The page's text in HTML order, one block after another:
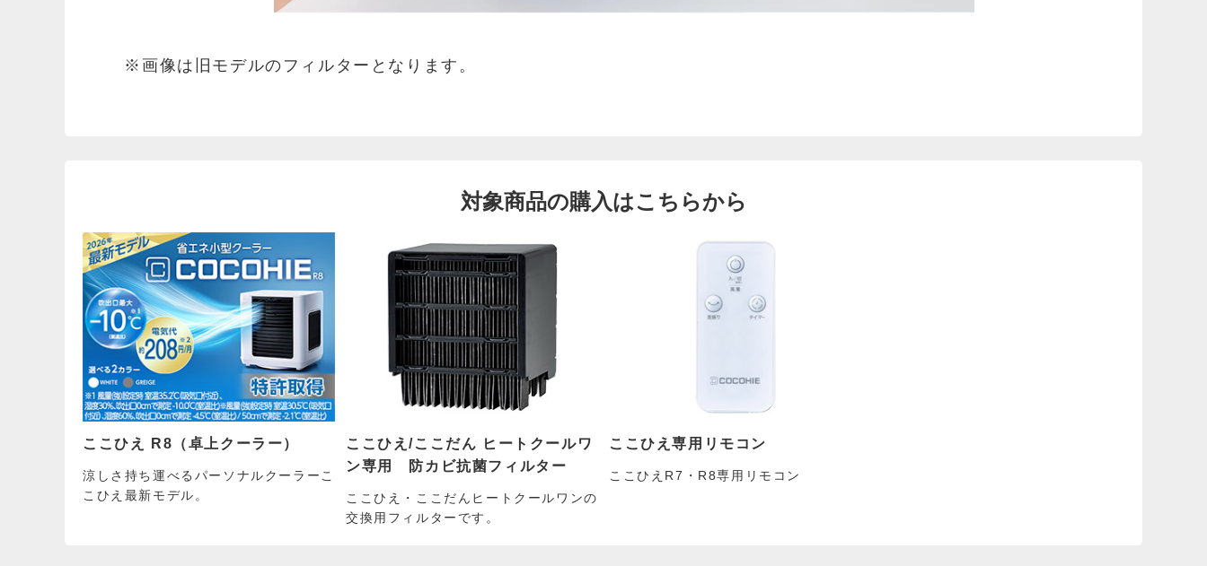
※画像は旧モデルのフィルターとなります。
対象商品の購入はこちらから
ここひえ R8（卓上クーラー）
涼しさ持ち運べるパーソナルクーラーこ
こひえ最新モデル。
ここひえ/ここだん ヒートクールワ
ン専用 防カビ抗菌フィルター
ここひえ・ここだんヒートクールワンの
交換用フィルターです。
ここひえ専用リモコン
ここひえR7・R8専用リモコン